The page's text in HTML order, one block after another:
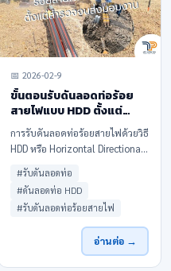
📅 2026-02-9
ขั้นตอนรับดันลอดท่อร้อย
สายไฟแบบ HDD ตั้งแต่
สำรวจจนส่งมอบงาน
การรับดันลอดท่อร้อยสายไฟด้วยวิธี
HDD หรือ Horizontal Directional
ใต้ดินที่ต้องอาศัยความรู้ทาง
วิศวกรรม ความชำนาญของทีมงาน
และการวางแผนที่รอบคอบตั้งแต่
ต้นจนจบ เพราะเป็นงานที่เกี่ยวข้อง
กับโครงสร้างสาธารณูปโภค ถนน
และความปลอดภัยของพื้นที่
#รับดันลอดท่อ
#ดันลอดท่อ HDD
#รับดันลอดท่อร้อยสายไฟ
อ่านต่อ →